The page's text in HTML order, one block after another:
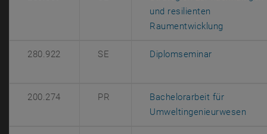
und resilienten
Raumentwicklung
280.922 SE Diplomseminar, öffnet eine
200.274 PR
Bachelorarbeit für
Umweltingenieurwesen